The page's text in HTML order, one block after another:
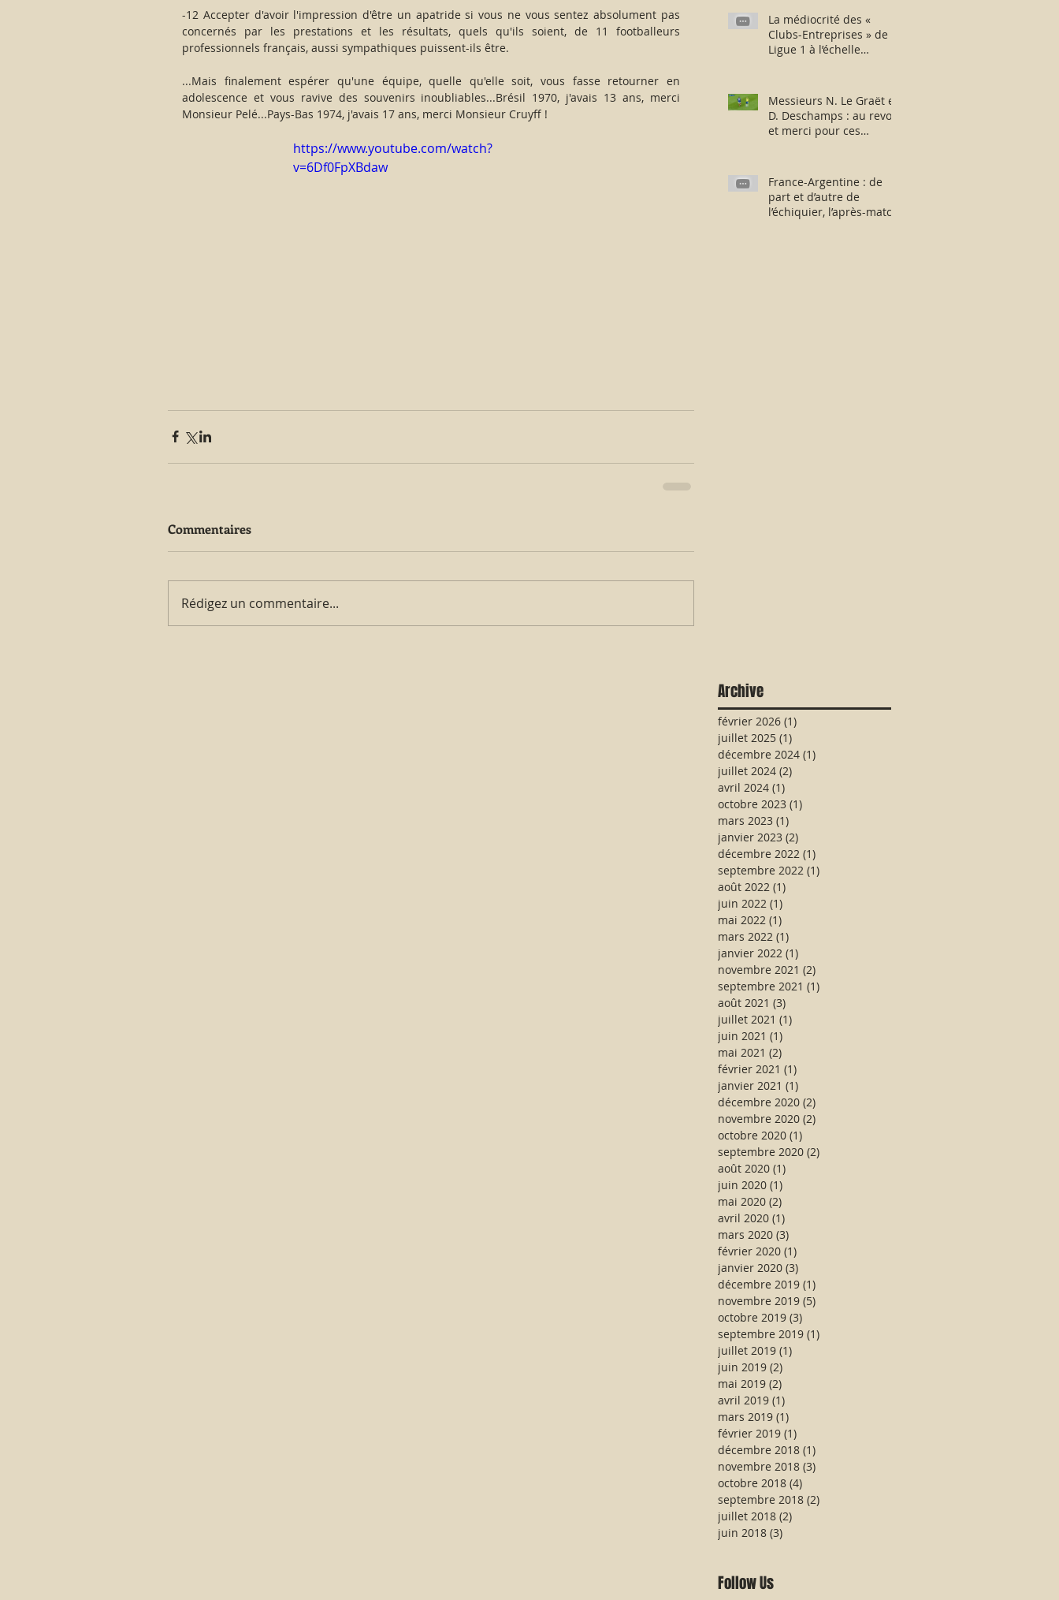
-12 Accepter d'avoir l'impression d'être un apatride si vous ne vous sentez absolument pas
concernés par les prestations et les résultats, quels qu'ils soient, de 11 footballeurs
professionnels français, aussi sympathiques puissent-ils être.
...Mais finalement espérer qu'une équipe, quelle qu'elle soit, vous fasse retourner en
adolescence et vous ravive des souvenirs inoubliables...Brésil 1970, j'avais 13 ans, merci
Monsieur Pelé...Pays-Bas 1974, j'avais 17 ans, merci Monsieur Cruyff !
https://www.youtube.com/watch?
v=6Df0FpXBdaw
Commentaires
Rédigez un commentaire...
La médiocrité des «
Clubs-Entreprises » de
Ligue 1 à l’échelle
Messieurs N. Le Graët et
D. Deschamps : au revoir
et merci pour ces
France-Argentine : de
part et d’autre de
l’échiquier, l’après-match
Archive
février 2026 (1)
juillet 2025 (1)
décembre 2024 (1)
juillet 2024 (2)
avril 2024 (1)
octobre 2023 (1)
mars 2023 (1)
janvier 2023 (2)
décembre 2022 (1)
septembre 2022 (1)
août 2022 (1)
juin 2022 (1)
mai 2022 (1)
mars 2022 (1)
janvier 2022 (1)
novembre 2021 (2)
septembre 2021 (1)
août 2021 (3)
juillet 2021 (1)
juin 2021 (1)
mai 2021 (2)
février 2021 (1)
janvier 2021 (1)
décembre 2020 (2)
novembre 2020 (2)
octobre 2020 (1)
septembre 2020 (2)
août 2020 (1)
juin 2020 (1)
mai 2020 (2)
avril 2020 (1)
mars 2020 (3)
février 2020 (1)
janvier 2020 (3)
décembre 2019 (1)
novembre 2019 (5)
octobre 2019 (3)
septembre 2019 (1)
juillet 2019 (1)
juin 2019 (2)
mai 2019 (2)
avril 2019 (1)
mars 2019 (1)
février 2019 (1)
décembre 2018 (1)
novembre 2018 (3)
octobre 2018 (4)
septembre 2018 (2)
juillet 2018 (2)
juin 2018 (3)
Follow Us